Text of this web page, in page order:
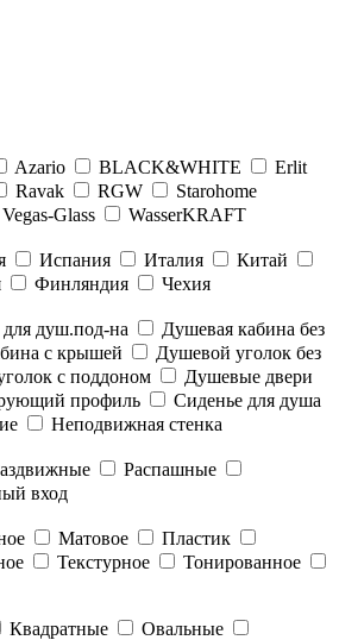
Azario BLACK&WHITE
Erlit
Ravak RGW
Starohome
Vegas-Glass
WasserKRAFT
Испания Италия
Китай
Финляндия
Чехия
душ.под-на
Душевая кабина без
с крышей
Душевой уголок без
с поддоном
Душевые двери
профиль
Сиденье для душа
Неподвижная стенка
Распашные
вход
Матовое
Пластик
Текстурное
Тонированное
Квадратные
Овальные